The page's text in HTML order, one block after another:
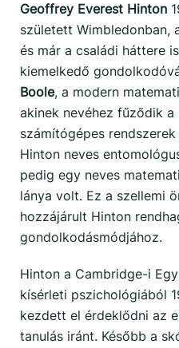
Geoffrey Everest Hinton
született Wimbledonban,
és már a családi háttere
kiemelkedő
Boole, a modern
akinek nevéhez fűződik
számítógépes
Hinton neves
pedig egy neves
lánya volt. Ez a szellemi
hozzájárult Hinton
gondolkodásmódjához.
Hinton a Cambridge-i
kísérleti pszichológiából
kezdett el érdeklődni az
tanulás iránt. Később a